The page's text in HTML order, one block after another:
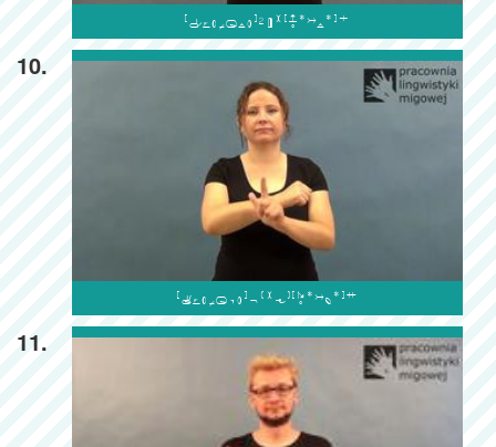

10.

11.